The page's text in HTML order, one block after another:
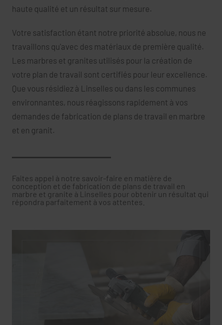
haute qualité et un résultat sur mesure.
Votre satisfaction étant notre priorité absolue, nous ne
travaillons qu'avec des matériaux de première qualité.
Les marbres et granites utilisés pour la création de
votre plan de travail sont certifiés pour leur excellence.
Que vous résidiez à Linselles ou dans les communes
environnantes, nous réagissons rapidement à vos
demandes de fabrication de plans de travail en marbre
et en granit.
Faites appel à notre savoir-faire en matière de
conception et de fabrication de plans de travail en
marbre et granite à Linselles pour obtenir un résultat qui
répondra parfaitement à vos attentes.